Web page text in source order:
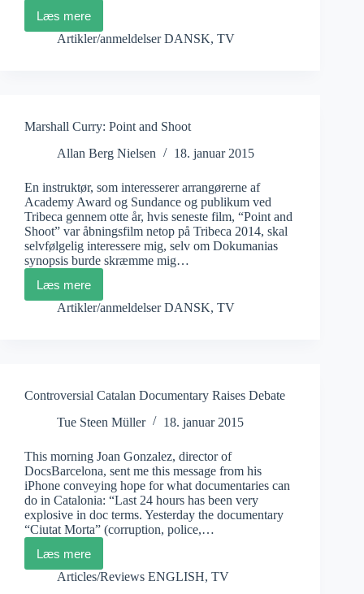
Læs mere
Anja
Dalhoff:
Artikler/anmeldelser DANSK, TV
Marshall Curry: Point and Shoot
Allan Berg Nielsen
18. januar 2015
En instruktør, som interesserer arrangørerne af
Academy Award og Sundance og publikum ved
Tribeca gennem otte år, hvis seneste film, “Point and
Shoot” var åbningsfilm netop på Tribeca 2014, skal
selvfølgelig interessere mig, selv om Dokumanias
synopsis burde skræmme mig…
Læs mere
Marshall
Curry:
Artikler/anmeldelser DANSK, TV
Controversial Catalan Documentary Raises Debate
Tue Steen Müller
18. januar 2015
This morning Joan Gonzalez, director of
DocsBarcelona, sent me this message from his
iPhone conveying hope for what documentaries can
do in Catalonia: “Last 24 hours has been very
explosive in doc terms. Yesterday the documentary
“Ciutat Morta” (corruption, police,…
Læs mereControversial
Catalan
Articles/Reviews ENGLISH, TV